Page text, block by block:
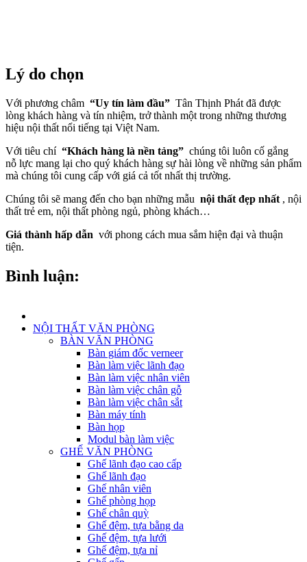
Lý do chọn
Với phương châm “Uy tín làm đầu” Tân Thịnh Phát đã được
lòng khách hàng và tín nhiệm, trở thành một trong những thương
hiệu nội thất nổi tiếng tại Việt Nam.
Với tiêu chí “Khách hàng là nền tảng” chúng tôi luôn cố gắng
nỗ lực mang lại cho quý khách hàng sự hài lòng về những sản phẩm
mà chúng tôi cung cấp với giá cả tốt nhất thị trường.
Chúng tôi sẽ mang đến cho bạn những mẫu nội thất đẹp nhất , nội
thất trẻ em, nội thất phòng ngủ, phòng khách…
Giá thành hấp dẫn với phong cách mua sắm hiện đại và thuận
tiện.
Bình luận:
NỘI THẤT VĂN PHÒNG
BÀN VĂN PHÒNG
Bàn giám đốc verneer
Bàn làm việc lãnh đạo
Bàn làm việc nhân viên
Bàn làm việc chân gỗ
Bàn làm việc chân sắt
Bàn máy tính
Bàn họp
Modul bàn làm việc
GHẾ VĂN PHÒNG
Ghế lãnh đạo cao cấp
Ghế lãnh đạo
Ghế nhân viên
Ghế phòng họp
Ghế chân quỳ
Ghế đệm, tựa bằng da
Ghế đệm, tựa lưới
Ghế đệm, tựa nỉ